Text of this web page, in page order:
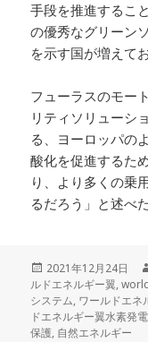
手段を推進するこ
の優秀なグリーン
を示す国が増えて
フューラスのモー
リティソリューシ
る、ヨーロッパの
酸化を促進するた
り、より多くの乗
るだろう」と述べた
投
稿
日:
2021年12月24日
ルドエネルギー翼,
システム, ワールドエネ
ドエネルギー翼水素発電
保護, 自然エネルギー